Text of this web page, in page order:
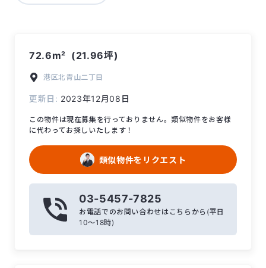
72.6m² (21.96坪)
港区北青山二丁目
更新日: 2023年12月08日
この物件は現在募集を行っておりません。類似物件をお客様
に代わってお探しいたします！
類似物件をリクエスト
03-5457-7825
お電話でのお問い合わせはこちらから(平日
10〜18時)